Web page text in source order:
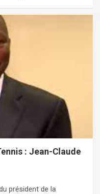
: Jean-Claude
président de la